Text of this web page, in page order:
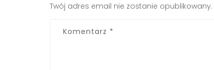
Twój adres email nie zostanie opublikowany.